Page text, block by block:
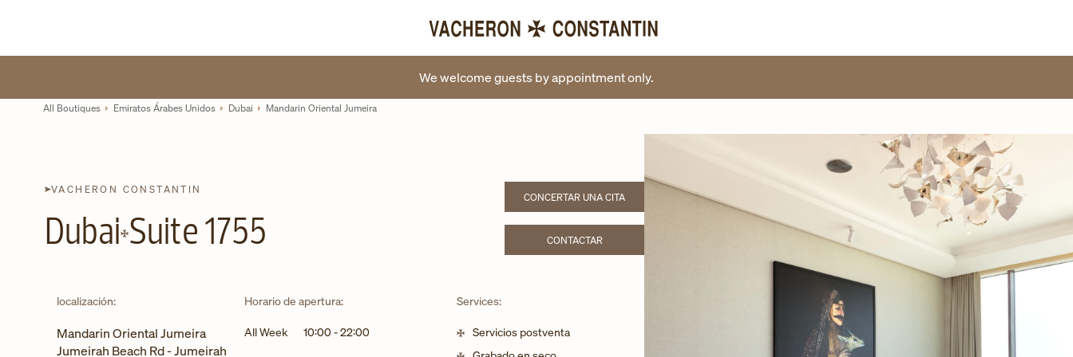
We welcome guests by appointment only.
All Boutiques Emiratos Árabes Unidos Dubai Mandarin Oriental Jumeira
VACHERON CONSTANTIN
Dubai Suite 1755
CONCERTAR UNA CITALINK OPENS IN NEW TAB
CONTACTARLINK OPENS IN NEW TAB
localización:
Mandarin Oriental Jumeira
Jumeirah Beach Rd - Jumeirah
Horario de apertura:
All Week 10:00-22:00
Services:
Servicios postventa